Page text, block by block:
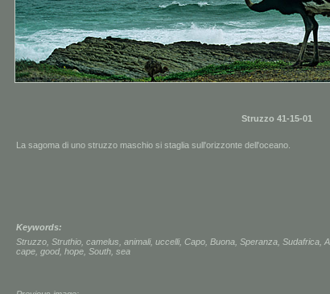
Struzzo 41-15-01
La sagoma di uno struzzo maschio si staglia sull'orizzonte dell'oceano.
Keywords:
Struzzo Struthio camelus animali, uccelli, Capo Buona Speranza Sudafrica
cape good, hope South sea